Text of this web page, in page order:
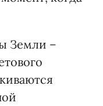
Земли –